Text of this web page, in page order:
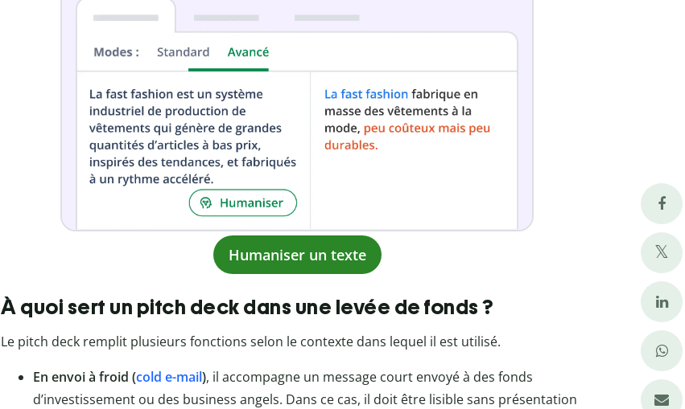
Humaniser un texte
À quoi sert un pitch deck dans une levée de fonds ?
Le pitch deck remplit plusieurs fonctions selon le contexte dans lequel il est utilisé.
En envoi à froid (cold e-mail), il accompagne un message court envoyé à des fonds
d’investissement ou des business angels. Dans ce cas, il doit être lisible sans présentation